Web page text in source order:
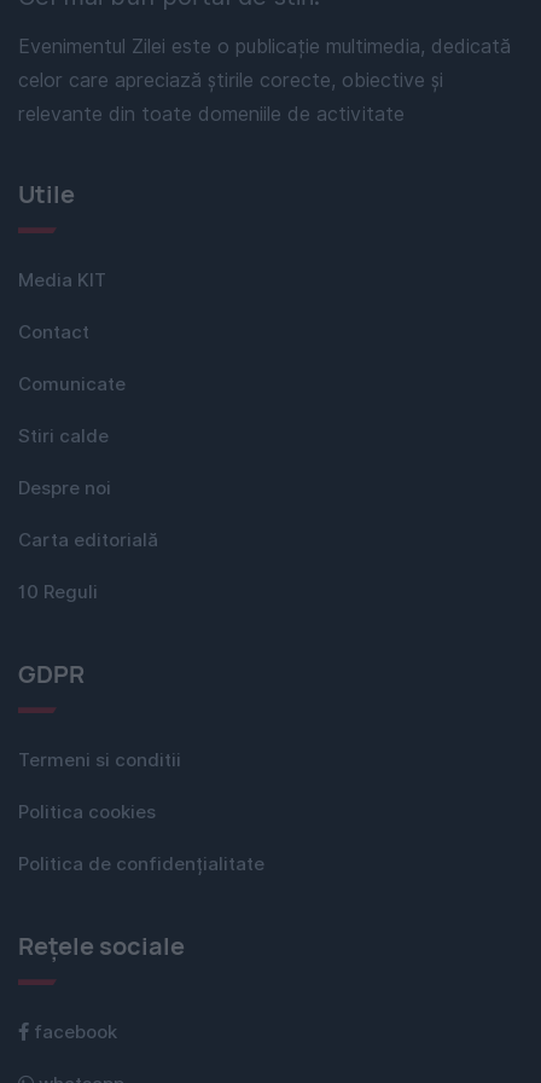
Evenimentul Zilei este o publicație multimedia, dedicată
celor care apreciază știrile corecte, obiective și
relevante din toate domeniile de activitate
Utile
Media KIT
Contact
Comunicate
Stiri calde
Despre noi
Carta editorială
10 Reguli
GDPR
Termeni si conditii
Politica cookies
Politica de confidențialitate
Rețele sociale
facebook